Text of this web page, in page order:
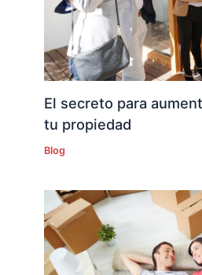
El secreto para
tu propiedad
Blog